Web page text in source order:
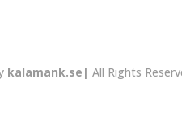
kalamank.se| All Rights